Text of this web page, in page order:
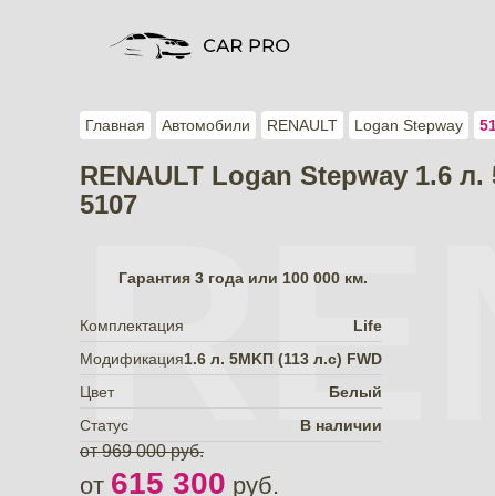
Главная Автомобили RENAULT Logan Stepway
RENAULT Logan Stepway 1.6
5107
Гарантия 3 года или 100 000 км.
Комплектация
Life
Модификация1.6 л. 5MKП (113 л.с) FWD
Цвет
Белый
Статус
В наличии
от 969 000 руб.
от 615 300 руб.